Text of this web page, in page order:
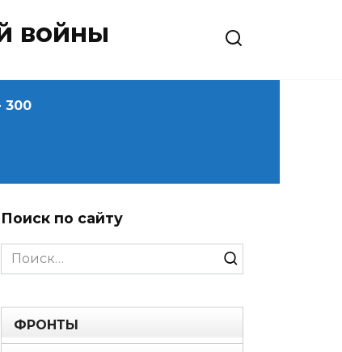
войны
300
Поиск по сайту
Search
for:
ФРОНТЫ